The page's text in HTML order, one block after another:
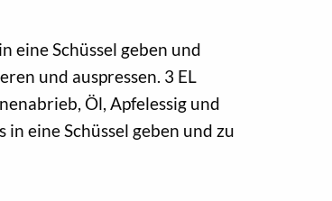
eine Schüssel geben und
und auspressen. 3 EL
Öl, Apfelessig und
eine Schüssel geben und zu